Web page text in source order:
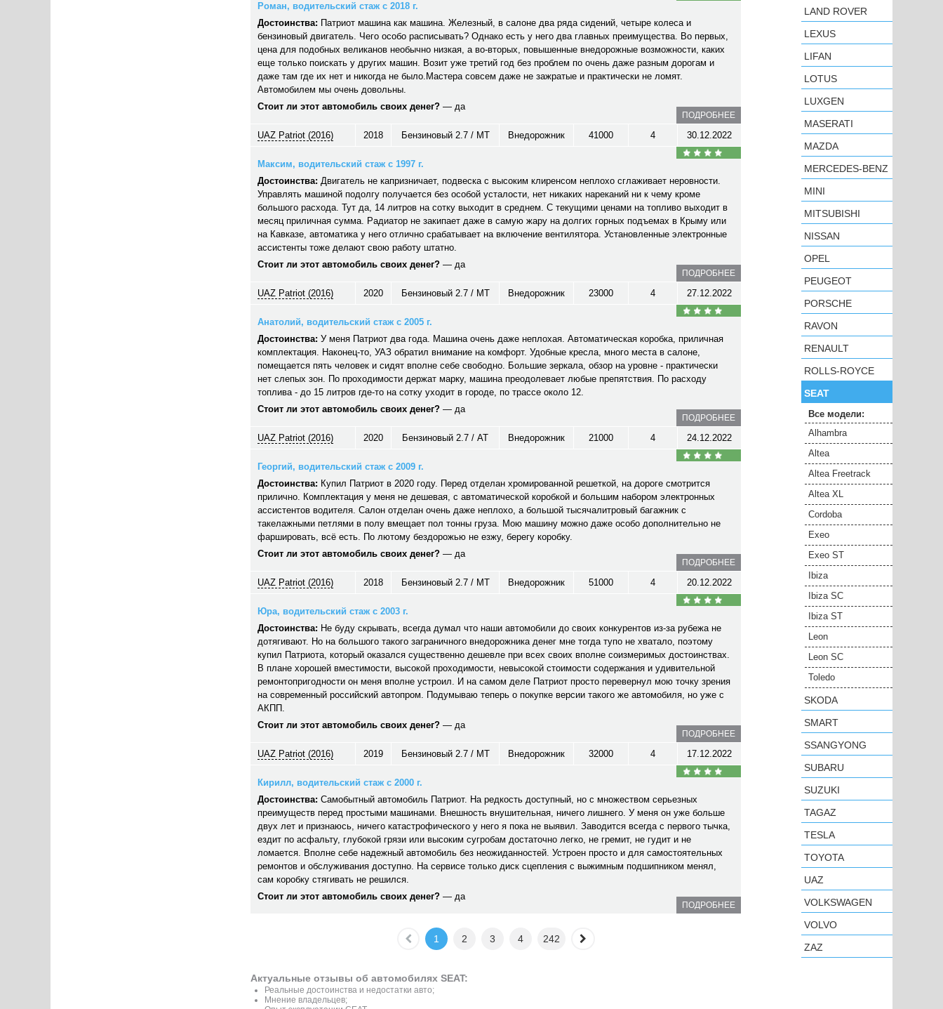
Роман, водительский стаж с 2018 г.
Достоинства: Патриот машина как машина. Железный, в салоне два ряда сидений, четыре колеса и
бензиновый двигатель. Чего особо расписывать? Однако есть у него два главных преимущества. Во первых,
цена для подобных великанов необычно низкая, а во-вторых, повышенные внедорожные возможности, каких
еще только поискать у других машин. Возит уже третий год без проблем по очень даже разным дорогам и
даже там где их нет и никогда не было.Мастера совсем даже не зажратые и практически не ломят.
Автомобилем мы очень довольны.
Стоит ли этот автомобиль своих денег? — да
ПОДРОБНЕЕ
UAZ Patriot (2016) 2018 Бензиновый 2.7 / MT Внедорожник 41000 4 30.12.2022
Максим, водительский стаж с 1997 г.
Достоинства: Двигатель не капризничает, подвеска с высоким клиренсом неплохо сглаживает неровности.
Управлять машиной подолгу получается без особой усталости, нет никаких нареканий ни к чему кроме
большого расхода. Тут да, 14 литров на сотку выходит в среднем. С текущими ценами на топливо выходит в
месяц приличная сумма. Радиатор не закипает даже в самую жару на долгих горных подъемах в Крыму или
на Кавказе, автоматика у него отлично срабатывает на включение вентилятора. Установленные электронные
ассистенты тоже делают свою работу штатно.
Стоит ли этот автомобиль своих денег? — да
ПОДРОБНЕЕ
UAZ Patriot (2016) 2020 Бензиновый 2.7 / MT Внедорожник 23000 4 27.12.2022
Анатолий, водительский стаж с 2005 г.
Достоинства: У меня Патриот два года. Машина очень даже неплохая. Автоматическая коробка, приличная
комплектация. Наконец-то, УАЗ обратил внимание на комфорт. Удобные кресла, много места в салоне,
помещается пять человек и сидят вполне себе свободно. Большие зеркала, обзор на уровне - практически
нет слепых зон. По проходимости держат марку, машина преодолевает любые препятствия. По расходу
топлива - до 15 литров где-то на сотку уходит в городе, по трассе около 12.
Стоит ли этот автомобиль своих денег? — да
ПОДРОБНЕЕ
UAZ Patriot (2016) 2020 Бензиновый 2.7 / AT Внедорожник 21000 4 24.12.2022
Георгий, водительский стаж с 2009 г.
Достоинства: Купил Патриот в 2020 году. Перед отделан хромированной решеткой, на дороге смотрится
прилично. Комплектация у меня не дешевая, с автоматической коробкой и большим набором электронных
ассистентов водителя. Салон отделан очень даже неплохо, а большой тысячалитровый багажник с
такелажными петлями в полу вмещает пол тонны груза. Мою машину можно даже особо дополнительно не
фаршировать, всё есть. По лютому бездорожью не езжу, берегу коробку.
Стоит ли этот автомобиль своих денег? — да
ПОДРОБНЕЕ
UAZ Patriot (2016) 2018 Бензиновый 2.7 / MT Внедорожник 51000 4 20.12.2022
Юра, водительский стаж с 2003 г.
Достоинства: Не буду скрывать, всегда думал что наши автомобили до своих конкурентов из-за рубежа не
дотягивают. Но на большого такого заграничного внедорожника денег мне тогда тупо не хватало, поэтому
купил Патриота, который оказался существенно дешевле при всех своих вполне соизмеримых достоинствах.
В плане хорошей вместимости, высокой проходимости, невысокой стоимости содержания и удивительной
ремонтопригодности он меня вполне устроил. И на самом деле Патриот просто перевернул мою точку зрения
на современный российский автопром. Подумываю теперь о покупке версии такого же автомобиля, но уже с
АКПП.
Стоит ли этот автомобиль своих денег? — да
ПОДРОБНЕЕ
UAZ Patriot (2016) 2019 Бензиновый 2.7 / MT Внедорожник 32000 4 17.12.2022
Кирилл, водительский стаж с 2000 г.
Достоинства: Самобытный автомобиль Патриот. На редкость доступный, но с множеством серьезных
преимуществ перед простыми машинами. Внешность внушительная, ничего лишнего. У меня он уже больше
двух лет и признаюсь, ничего катастрофического у него я пока не выявил. Заводится всегда с первого тычка,
ездит по асфальту, глубокой грязи или высоким сугробам достаточно легко, не гремит, не гудит и не
ломается. Вполне себе надежный автомобиль без неожиданностей. Устроен просто и для самостоятельных
ремонтов и обслуживания доступно. На сервисе только диск сцепления с выжимным подшипником менял,
сам коробку стягивать не решился.
Стоит ли этот автомобиль своих денег? — да
ПОДРОБНЕЕ
1 2 3 4 242
Актуальные отзывы об автомобилях SEAT:
Реальные достоинства и недостатки авто;
Мнение владельцев;
LAND ROVER
LEXUS
LIFAN
LOTUS
LUXGEN
MASERATI
MAZDA
MERCEDES-BENZ
MINI
MITSUBISHI
NISSAN
OPEL
PEUGEOT
PORSCHE
RAVON
RENAULT
ROLLS-ROYCE
SEAT
Все модели:
Alhambra
Altea
Altea Freetrack
Altea XL
Cordoba
Exeo
Exeo ST
Ibiza
Ibiza SC
Ibiza ST
Leon
Leon SC
Toledo
SKODA
SMART
SSANGYONG
SUBARU
SUZUKI
TAGAZ
TESLA
TOYOTA
UAZ
VOLKSWAGEN
VOLVO
ZAZ